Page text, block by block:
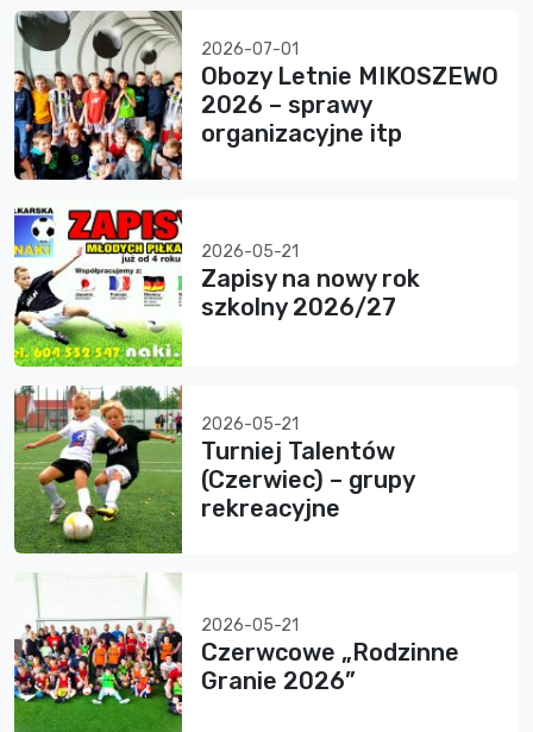
2026-07-01
Obozy Letnie MIKOSZEWO
2026 – sprawy
organizacyjne itp
2026-05-21
Zapisy na nowy rok
szkolny 2026/27
2026-05-21
Turniej Talentów
(Czerwiec) – grupy
rekreacyjne
2026-05-21
Czerwcowe „Rodzinne
Granie 2026”